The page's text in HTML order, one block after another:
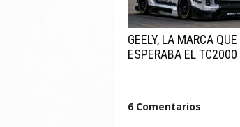
GEELY, LA MARCA QUE
ESPERABA EL TC2000
6 Comentarios